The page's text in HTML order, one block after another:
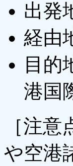
出発
経由
目的
港国
［注
や空港